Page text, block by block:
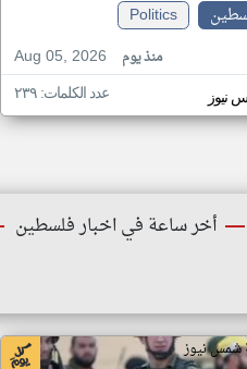
Politics
Aug 05, 2026
منذ يوم
نيوز عدد الكلمات: ٢٣٩
أخر ساعة في اخبار فلسطين
شمس نيوز